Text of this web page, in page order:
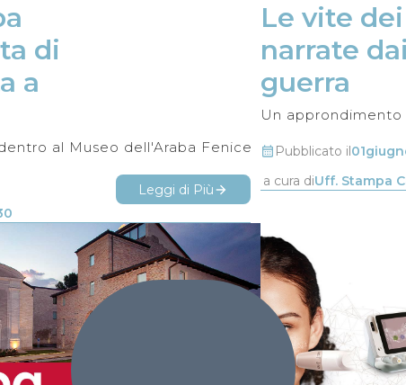
di
a
al Museo dell'Araba Fenice
Leggi di Più
Le vite
narrate
guerra
Pubblicato il01
a cura diUff. Stampa